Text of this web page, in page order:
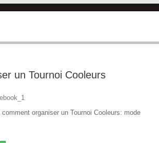
un Tournoi Cooleurs
ebook_1
comment organiser un Tournoi Cooleurs: mode